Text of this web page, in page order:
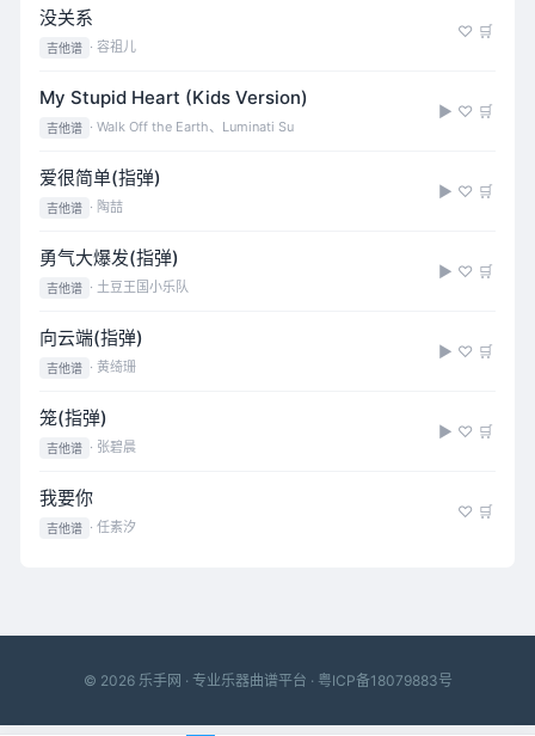
没关系
吉他谱 · 容祖儿
♡ 🛒
My Stupid Heart (Kids Version)
吉他谱 · Walk Off the Earth、Luminati Su
▶ ♡ 🛒
爱很简单(指弹)
吉他谱 · 陶喆
▶ ♡ 🛒
勇气大爆发(指弹)
吉他谱 · 土豆王国小乐队
▶ ♡ 🛒
向云端(指弹)
吉他谱 · 黄绮珊
▶ ♡ 🛒
笼(指弹)
吉他谱 · 张碧晨
▶ ♡ 🛒
我要你
吉他谱 · 任素汐
♡ 🛒
© 2026 乐手网 · 专业乐器曲谱平台 · 粤ICP备18079883号